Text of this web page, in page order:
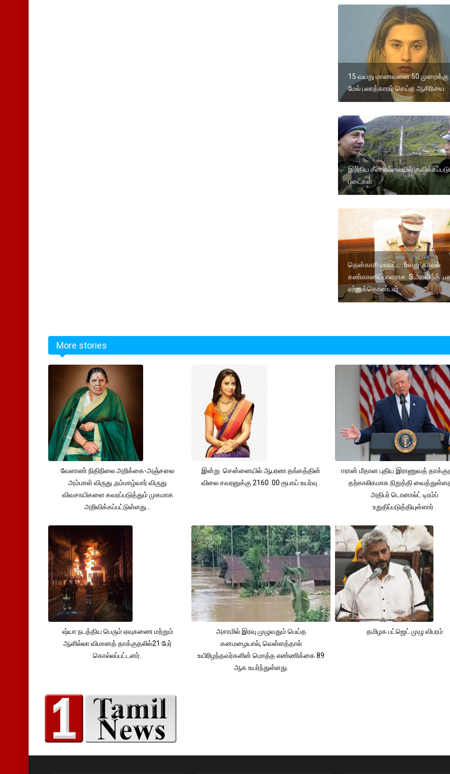
15 வயது மாணவனை 50 முறைக்கு
மேல் பலாத்காரம் செய்த ஆசிரியை
இந்திய சீன எல்லையில்
படைகள்
தென்காசி மாவட்ட 6வது காவல்
கண்காணிப்பாளராக S.அரவிந்த்
ஏற்றுக்கொண்டார்.
More stories
வேளாண் நிதிநிலை அறிக்கை-அஞ்சலை
அம்மாள் விருது ,நம்மாழ்வார் விருது
விவசாயிகளை கவரப்படுத்தும் முகமாக
அறிவிக்கப்பட்டுள்ளது...
இன்று சென்னையில் ஆபரண தங்கத்தின்
விலை சவரனுக்கு 2160 .00 ரூபாய் உயர்வு .
ஈரான் மீதான புதிய இராணுவத்
தற்காலிகமாக நிறுத்தி
அதிபர் டொனால்ட் டிரம்ப்
உறுதிப்படுத்தியுள்ளார் .
ஷ்யா நடத்திய பெரும் ஏவுகணை மற்றும்
ஆளில்லா விமானத் தாக்குதலில்21 பேர்
கொல்லப்பட்டனர்.
அசாமில் இரவு முழுவதும் பெய்த
கனமழையால், வெள்ளத்தால்
உயிரிழந்தவர்களின் மொத்த எண்ணிக்கை 89
ஆக உயர்ந்துள்ளது.
தமிழக பட்ஜெட் முழு விபரம்